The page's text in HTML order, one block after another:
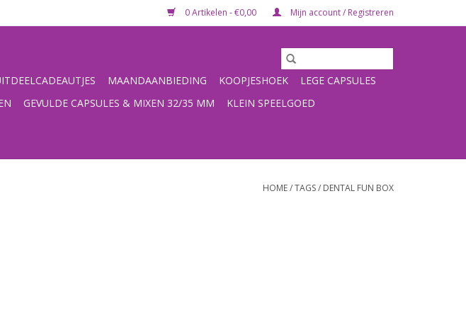
0 Artikelen - €0,00 Mijn account / Registreren
MAANDAANBIEDING KOOPJESHOEK
LEGE CAPSULES
GEVULDE CAPSULES & MIXEN 32/35 MM
KLEIN SPEELGOED
HOME/TAGS/ DENTAL FUN BOX